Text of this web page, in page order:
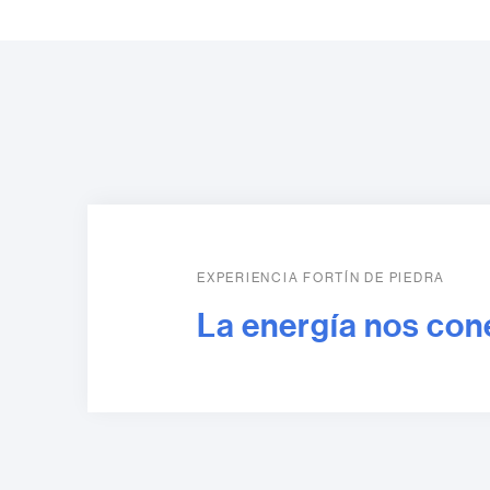
EXPERIENCIA FORTÍN DE PIEDRA
La energía nos